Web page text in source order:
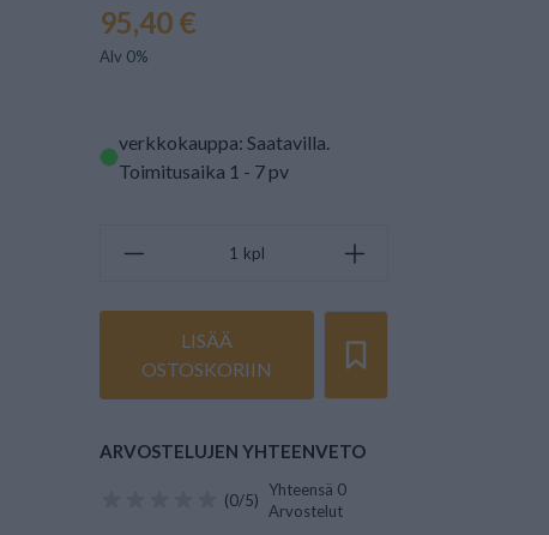
95,40 €
Alv 0%
verkkokauppa: Saatavilla.
Toimitusaika 1 - 7 pv
kpl
LISÄÄ
OSTOSKORIIN
ARVOSTELUJEN YHTEENVETO
(0/5)
Yhteensä 0
Arvostelut